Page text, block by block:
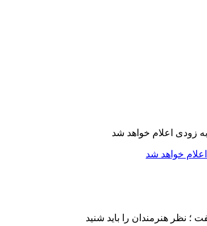
خواهد شد